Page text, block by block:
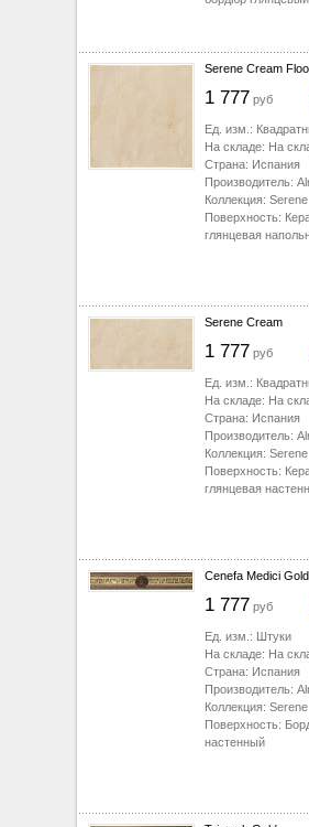
Serene Cream
1 777 руб
Ед. изм.:
На складе: На
Страна: Испания
Производитель:
Коллекция: Serene
Поверхность:
глянцевая
Serene Cream
1 777 руб
Ед. изм.:
На складе: На
Страна: Испания
Производитель:
Коллекция: Serene
Поверхность:
глянцевая
Cenefa Medici
1 777 руб
Ед. изм.: Штуки
На складе: На
Страна: Испания
Производитель:
Коллекция: Serene
Поверхность:
настенный